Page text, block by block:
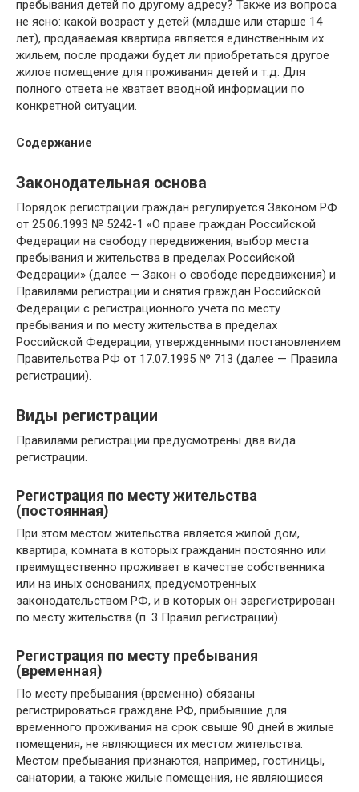
пребывания детей по другому адресу? Также из вопроса
не ясно: какой возраст у детей (младше или старше 14
лет), продаваемая квартира является единственным их
жильем, после продажи будет ли приобретаться другое
жилое помещение для проживания детей и т.д. Для
полного ответа не хватает вводной информации по
конкретной ситуации.
Содержание
Законодательная основа
Порядок регистрации граждан регулируется Законом РФ
от 25.06.1993 № 5242-1 «О праве граждан Российской
Федерации на свободу передвижения, выбор места
пребывания и жительства в пределах Российской
Федерации» (далее — Закон о свободе передвижения) и
Правилами регистрации и снятия граждан Российской
Федерации с регистрационного учета по месту
пребывания и по месту жительства в пределах
Российской Федерации, утвержденными постановлением
Правительства РФ от 17.07.1995 № 713 (далее — Правила
регистрации).
Виды регистрации
Правилами регистрации предусмотрены два вида
регистрации.
Регистрация по месту жительства
(постоянная)
При этом местом жительства является жилой дом,
квартира, комната в которых гражданин постоянно или
преимущественно проживает в качестве собственника
или на иных основаниях, предусмотренных
законодательством РФ, и в которых он зарегистрирован
по месту жительства (п. 3 Правил регистрации).
Регистрация по месту пребывания
(временная)
По месту пребывания (временно) обязаны
регистрироваться граждане РФ, прибывшие для
временного проживания на срок свыше 90 дней в жилые
помещения, не являющиеся их местом жительства.
Местом пребывания признаются, например, гостиницы,
санатории, а также жилые помещения, не являющиеся